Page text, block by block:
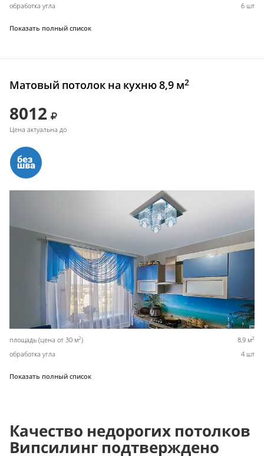
обработка угла 6 шт
Показать полный список
Матовый потолок на кухню 8,9 м2
8012
Цена актуальна до
площадь (цена от 30 м2) 8,9 м2
обработка угла 4 шт
Показать полный список
Качество недорогих потолков
Випсилинг подтверждено